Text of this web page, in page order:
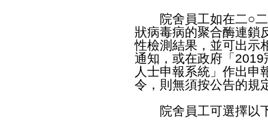
院舍員工如在二○二
狀病毒病的聚合酶連鎖
性檢測結果，並可出示
通知，或在政府「
人士申報系統」作出申
令，則無須按公告的規
院舍員工可選擇以